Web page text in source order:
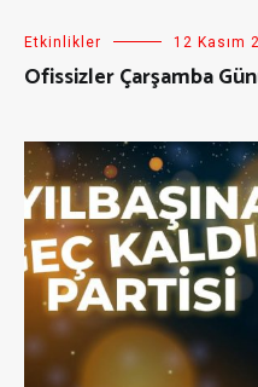
Etkinlikler 12 Kasım
Ofissizler Çarşamba